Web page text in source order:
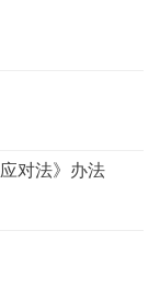
对法》办法